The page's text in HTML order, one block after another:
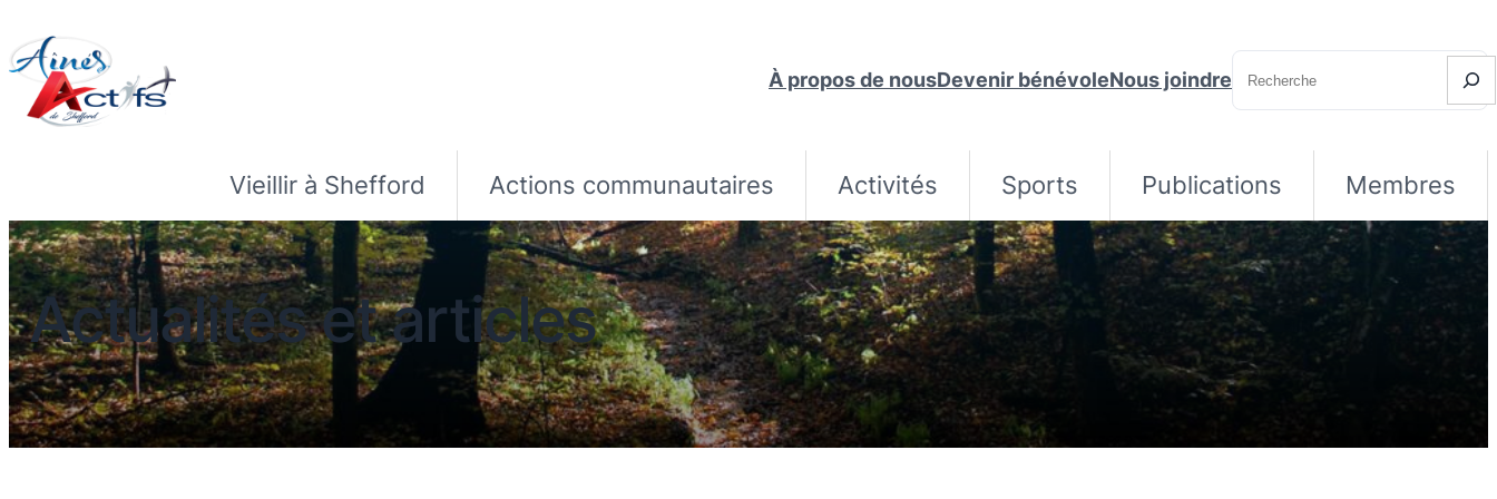
À propos de nousDevenir bénévoleNous joindre
Vieillir à Shefford Actions communautaires Activités Sports Publications Membres
Actualités et articles